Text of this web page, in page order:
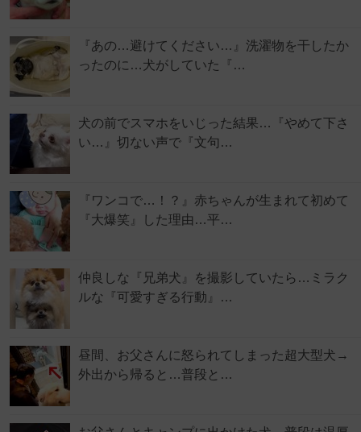
『あの…避けてください…』洗濯物を干したか
ったのに…犬がしていた『…
犬の前でスマホをいじった結果…『やめて下さ
い…』切ない声で『文句…
『ワンコで…！？』赤ちゃんが生まれて初めて
『大爆笑』した理由…平…
仲良しな『兄弟犬』を撮影していたら…ミラク
ルな『可愛すぎる行動』…
昼間、お父さんに怒られてしまった超大型犬→
外出から帰ると…普段と…